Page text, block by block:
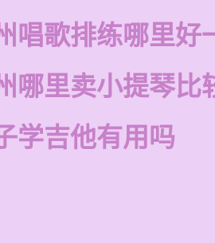
唱歌排练哪里好
哪里卖小提琴比
学吉他有用吗